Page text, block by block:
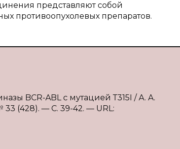
представляют собой
противоопухолевых препаратов.
BCR-ABL с мутацией Т315I / А. А.
(428). — С. 39-42. — URL: